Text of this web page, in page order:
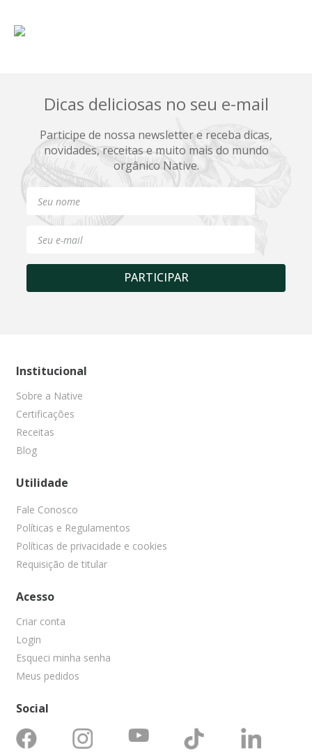
Dicas deliciosas no seu e-mail
Participe de nossa newsletter e receba dicas,
novidades, receitas e muito mais do mundo
orgânico Native.
PARTICIPAR
Institucional
Sobre a Native
Certificações
Receitas
Blog
Utilidade
Fale Conosco
Políticas e Regulamentos
Políticas de privacidade e cookies
Requisição de titular
Acesso
Criar conta
Login
Esqueci minha senha
Meus pedidos
Social